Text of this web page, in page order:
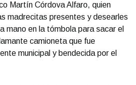
Martín Córdova Alfaro, quien
madrecitas presentes y desearles
mano en la tómbola para sacar el
camioneta que fue
municipal y bendecida por el